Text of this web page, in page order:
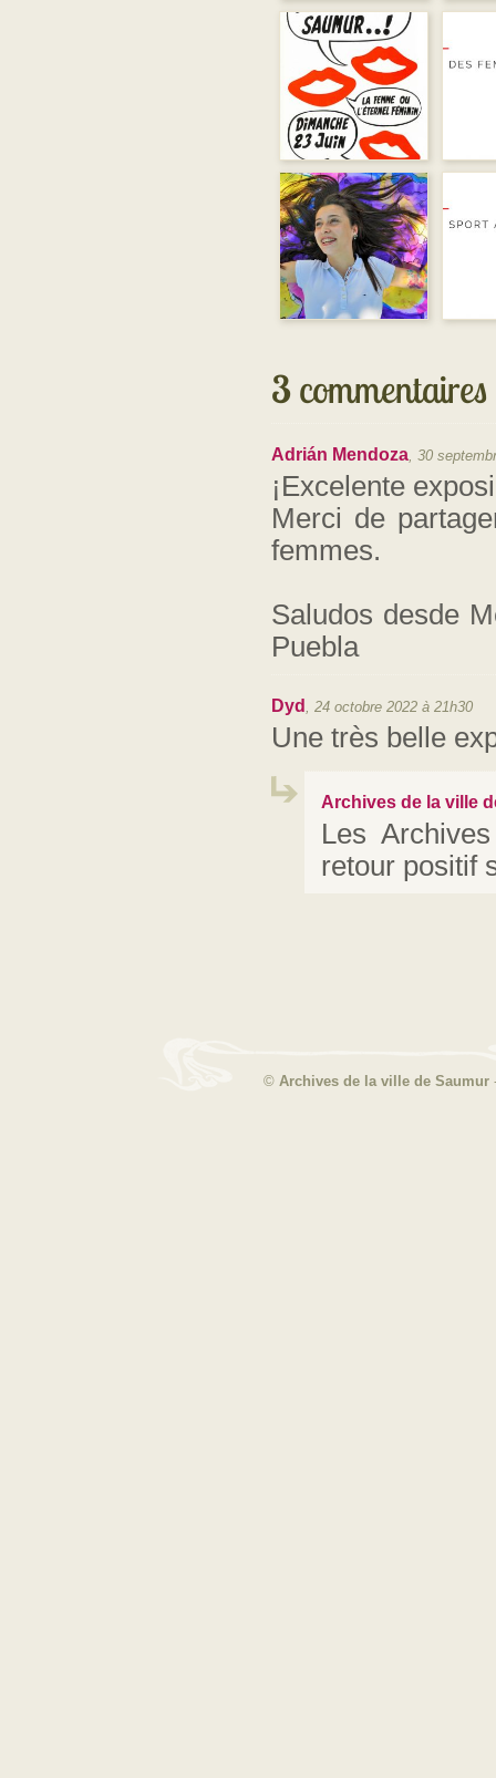
3commentaires
Adrián Mendoza, 30
¡Excelente
Merci de
femmes.
Saludos desde
Puebla
Dyd 24 octobre 2022 à 21h30
Une très belle
Archives de la ville
Les
retour positif
© Archives de la ville de Saumur